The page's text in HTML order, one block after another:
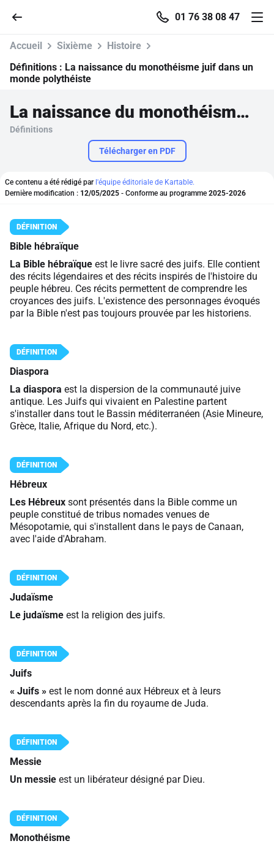
01 76 38 08 47
Parcourir
Pour profiter de 10 contenus offerts.
Accueil Sixième
Histoire
Définitions : La naissance du monothéisme juif dans un
monde polythéiste
La naissance du monothéisme juif dans un monde polythéiste
Définitions
Télécharger en PDF
Ce contenu a été rédigé par l'équipe éditoriale de Kartable.
Dernière modification : 12/05/2025 - Conforme au programme 2025-2026
Bible hébraïque
La Bible hébraïque est le livre sacré des juifs. Elle contient
des récits légendaires et des récits inspirés de l'histoire du
peuple hébreu. Ces récits permettent de comprendre les
croyances des juifs. L'existence des personnages évoqués
par la Bible n'est pas toujours prouvée par les historiens.
Diaspora
La diaspora est la dispersion de la communauté juive
antique. Les Juifs qui vivaient en Palestine partent
s'installer dans tout le Bassin méditerranéen (Asie Mineure,
Grèce, Italie, Afrique du Nord, etc.).
Hébreux
Les Hébreux sont présentés dans la Bible comme un
peuple constitué de tribus nomades venues de
Mésopotamie, qui s'installent dans le pays de Canaan,
avec l'aide d'Abraham.
Judaïsme
Le judaïsme est la religion des juifs.
Juifs
« Juifs » est le nom donné aux Hébreux et à leurs
descendants après la fin du royaume de Juda.
Messie
Un messie est un libérateur désigné par Dieu.
Monothéisme